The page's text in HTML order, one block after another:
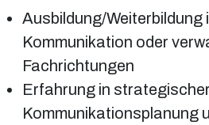
Ausbildung/Weiterbildung
Kommunikation oder
Fachrichtungen
Erfahrung in strategischer
Kommunikationsplanung